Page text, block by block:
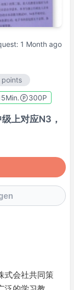
1 Month ago
points
Min. 300P
上对应N3，
式会社共同策
Lesson